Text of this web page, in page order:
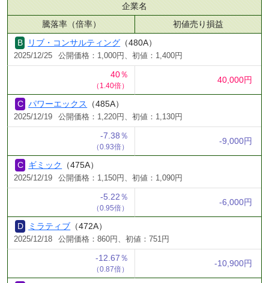
企業名
騰落率（倍率）
初値売り損益
リブ・コンサルティング （480A）
2025/12/25 公開価格：1,000円、初値：1,400円
40％
（1.40倍）
40,000円
パワーエックス （485A）
2025/12/19 公開価格：1,220円、初値：1,130円
-7.38％
（0.93倍）
-9,000円
ギミック （475A）
2025/12/19 公開価格：1,150円、初値：1,090円
-5.22％
（0.95倍）
-6,000円
ミラティブ （472A）
2025/12/18 公開価格：860円、初値：751円
-12.67％
（0.87倍）
-10,900円